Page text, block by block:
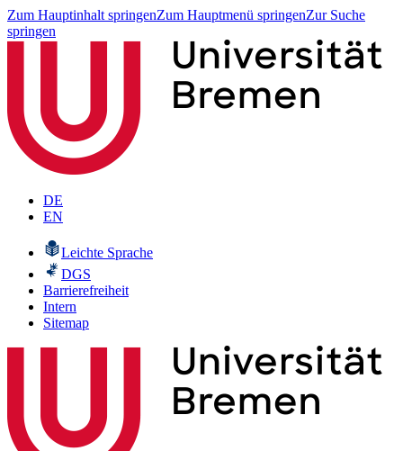
Zum Hauptinhalt springenZum Hauptmenü springenZur Suche
springen
DE
EN
Leichte Sprache
DGS
Barrierefreiheit
Intern
Sitemap